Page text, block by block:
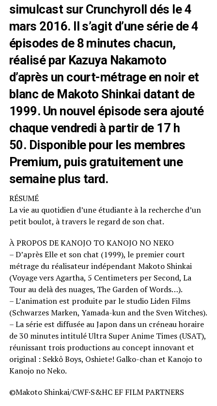
simulcast sur Crunchyroll dés le 4
mars 2016. Il s’agit d’une série de 4
épisodes de 8 minutes chacun,
réalisé par Kazuya Nakamoto
d’après un court-métrage en noir et
blanc de Makoto Shinkai datant de
1999. Un nouvel épisode sera ajouté
chaque vendredi à partir de 17 h
50. Disponible pour les membres
Premium, puis gratuitement une
semaine plus tard.
RÉSUMÉ
La vie au quotidien d’une étudiante à la recherche d’un
petit boulot, à travers le regard de son chat.
À PROPOS DE KANOJO TO KANOJO NO NEKO
– D’après Elle et son chat (1999), le premier court
métrage du réalisateur indépendant Makoto Shinkai
(Voyage vers Agartha, 5 Centimeters per Second, La
Tour au delà des nuages, The Garden of Words…).
– L’animation est produite par le studio Liden Films
(Schwarzes Marken, Yamada-kun and the Sven Witches).
– La série est diffusée au Japon dans un créneau horaire
de 30 minutes intitulé Ultra Super Anime Times (USAT),
réunissant trois productions au concept innovant et
original : Sekkô Boys, Oshiete! Galko-chan et Kanojo to
Kanojo no Neko.
©Makoto Shinkai/CWF·S&HC EF FILM PARTNERS